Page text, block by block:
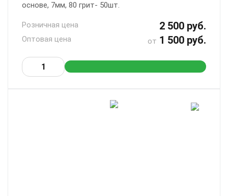
основе, 7мм, 80 грит- 50шт.
Розничная цена 2 500 руб.
Оптовая цена от 1 500 руб.